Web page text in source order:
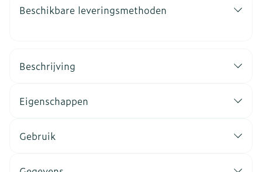
Beschikbare leveringsmethoden
Beschrijving
Eigenschappen
Gebruik